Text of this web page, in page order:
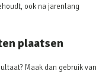
ook na jarenlang
plaatsen
Maak dan gebruik van